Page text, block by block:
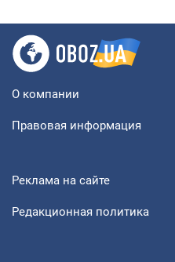
О компании
Правовая информация
Реклама на сайте
Редакционная политика